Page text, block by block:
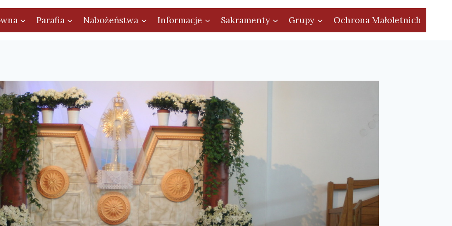
Parafia Nabożeństwa Informacje Sakramenty Grupy Ochrona Małoletnich